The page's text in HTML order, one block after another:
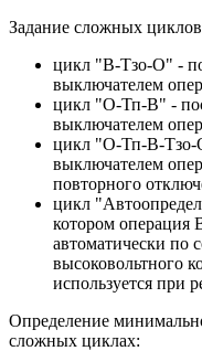
Задание сложных
цикл "В-Тзо-О" -
выключателем
цикл "О-Тп-В" -
выключателем
цикл "О-Тп-В-Тзо-
выключателем
повторного
цикл
котором операция
автоматически по
высоковольтного
используется при
Определение
сложных циклах: